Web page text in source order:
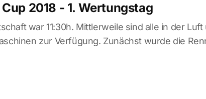
2018 - 1. Wertungstag
war 11:30h. Mittlerweile sind alle in der
zur Verfügung. Zunächst wurde die